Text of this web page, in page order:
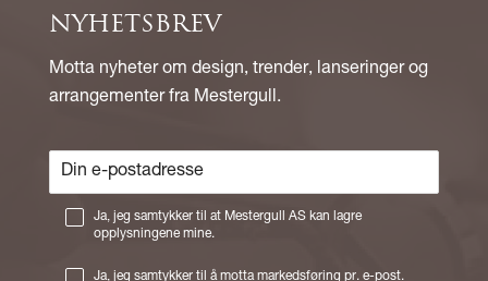
NYHETSBREV
Motta nyheter om design, trender, lanseringer og
arrangementer fra Mestergull.
Ja, jeg samtykker til at Mestergull AS kan lagre
opplysningene mine.
Ja, jeg samtykker til å motta markedsføring pr. e-post.